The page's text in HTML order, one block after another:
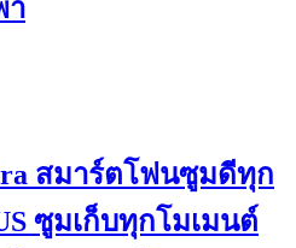
า
สมาร์ตโฟนซูมดีทุก
ซูมเก็บทุกโมเมนต์